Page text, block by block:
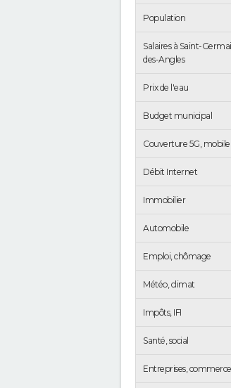
Population
Salaires à Saint-
des-Angles
Prix de l'eau
Budget municipal
Couverture 5G, mobile
Débit Internet
Immobilier
Automobile
Emploi, chômage
Météo, climat
Impôts, IFI
Santé, social
Entreprises,